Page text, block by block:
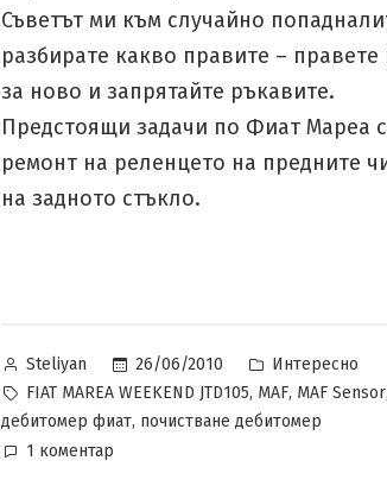
Съветът ми към случайно
разбирате какво правите –
за ново и запрятайте ръкавите.
Предстоящи задачи по Фиат Мареа
ремонт на реленцето на предните
на задното стъкло.
Posted
by
Steliyan 26/06/2010
Posted
in
Интересно
Tags:
FIAT MAREA WEEKEND JTD105, MAF, MAF Sensor,
дебитомер фиат, почистване дебитомер
1 коментар